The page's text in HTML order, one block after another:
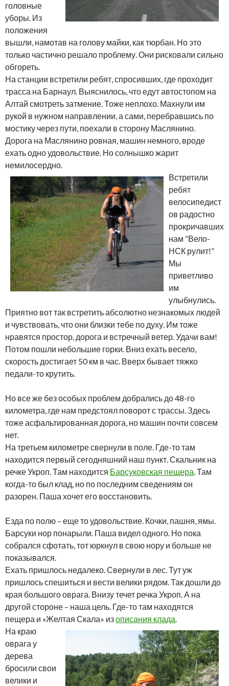
головные
уборы. Из
положения
вышли, намотав на голову майки, как тюрбан. Но это
только частично решало проблему. Они рисковали сильно
обгореть.
На станции встретили ребят, спросивших, где проходит
трасса на Барнаул. Выяснилось, что едут автостопом на
Алтай смотреть затмение. Тоже неплохо. Махнули им
рукой в нужном направлении, а сами, перебравшись по
мостику через пути, поехали в сторону Маслянино.
Дорога на Маслянино ровная, машин немного, вроде
ехать одно удовольствие. Но солнышко жарит
немилосердно.
Встретили
ребят
велосипедист
ов радостно
прокричавших
нам “Вело-
НСК рулит!”
Мы
приветливо
им
улыбнулись.
Приятно вот так встретить абсолютно незнакомых людей
и чувствовать, что они близки тебе по духу. Им тоже
нравятся простор, дорога и встречный ветер. Удачи вам!
Потом пошли небольшие горки. Вниз ехать весело,
скорость достигает 50 км в час. Вверх бывает тяжко
педали-то крутить.
Но все же без особых проблем добрались до 48-го
километра, где нам предстоял поворот с трассы. Здесь
тоже асфальтированная дорога, но машин почти совсем
нет.
На третьем километре свернули в поле. Где-то там
находится первый сегодняшний наш пункт. Скальник на
речке Укроп. Там находится Барсуковская пещера. Там
когда-то был клад, но по последним сведениям он
разорен. Паша хочет его восстановить.
Езда по полю – еще то удовольствие. Кочки, пашня, ямы.
Барсуки нор понарыли. Паша видел одного. Но пока
собрался сфотать, тот юркнул в свою нору и больше не
показывался.
Ехать пришлось недалеко. Свернули в лес. Тут уж
пришлось спешиться и вести велики рядом. Так дошли до
края большого оврага. Внизу течет речка Укроп. А на
другой стороне – наша цель. Где-то там находятся
пещера и «Желтая Скала» изописания клада.
На краю
оврага у
дерева
бросили свои
велики и